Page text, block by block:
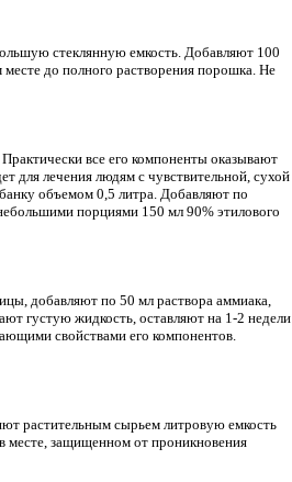
стеклянную емкость. Добавляют 100
до полного растворения порошка. Не
все его компоненты оказывают
для лечения людям с чувствительной, сухой
объемом 0,5 литра. Добавляют по
порциями 150 мл 90% этилового
добавляют по 50 мл раствора аммиака,
густую жидкость, оставляют на 1-2 недели
свойствами его компонентов.
растительным сырьем литровую емкость
месте, защищенном от проникновения